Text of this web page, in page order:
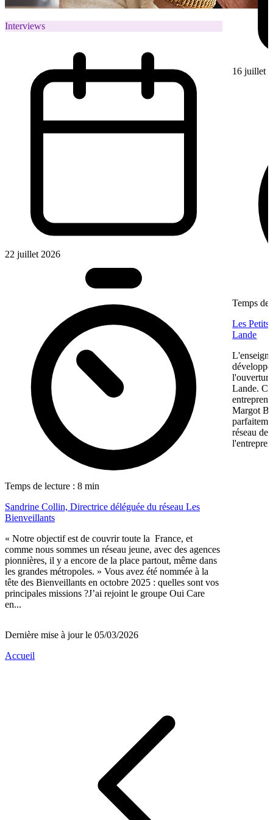
Interviews
22 juillet 2026
Temps de lecture : 8 min
Sandrine Collin, Directrice déléguée du réseau Les
Bienveillants
« Notre objectif est de couvrir toute la France, et
comme nous sommes un réseau jeune, avec des agences
pionnières, il y a encore de la place partout, même dans
les grandes métropoles. » Vous avez été nommée à la
tête des Bienveillants en octobre 2025 : quelles sont vos
principales missions ?J’ai rejoint le groupe Oui Care
en...
16 juillet
Temps de
Les Petits
Lande
Lande.
Margot
réseau de
Dernière mise à jour le 05/03/2026
Accueil